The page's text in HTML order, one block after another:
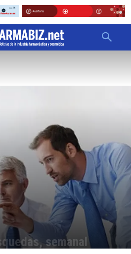
semanal